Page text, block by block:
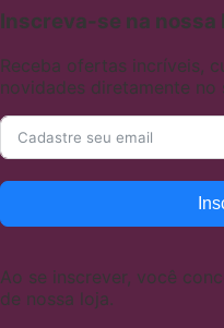
Inscreva-se na nossa
Receba ofertas incríveis,
novidades diretamente no
Ao se inscrever, você
de nossa loja.